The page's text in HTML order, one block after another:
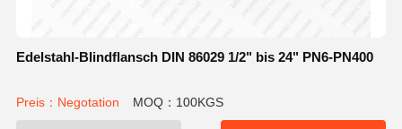
Edelstahl-Blindflansch DIN 86029 1/2" bis 24" PN6-PN400
Preis：Negotation MOQ：100KGS